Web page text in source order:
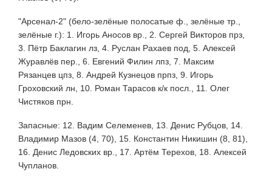
"Арсенал-2" (бело-зелёные полосатые ф., зелёные тр.,
зелёные г.): 1. Игорь Аносов вр., 2. Сергей Викторов прз,
3. Пётр Баклагин лз, 4. Руслан Рахаев под, 5. Алексей
Журавлёв пер., 6. Евгений Филин лпз, 7. Максим
Рязанцев цпз, 8. Андрей Кузнецов прпз, 9. Игорь
Гроховский лн, 10. Роман Тарасов к/к посл., 11. Олег
Чистяков прн.
Запасные: 12. Вадим Селеменев, 13. Денис Рубцов, 14.
Владимир Мазов (4, 70), 15. Константин Никишин (8, 81),
16. Денис Ледовских вр., 17. Артём Терехов, 18. Алексей
Чупланов.